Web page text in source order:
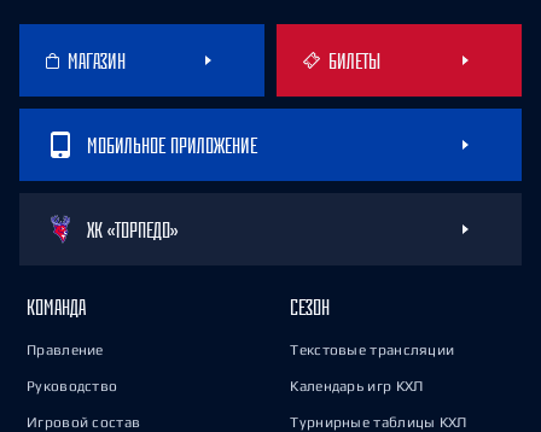
МАГАЗИН БИЛЕТЫ
МОБИЛЬНОЕ ПРИЛОЖЕНИЕ
ХК «ТОРПЕДО»
КОМАНДА
Правление
Руководство
Игровой состав
СЕЗОН
Текстовые трансляции
Календарь игр КХЛ
Турнирные таблицы КХЛ